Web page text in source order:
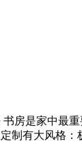
房是家中最
制有大风格